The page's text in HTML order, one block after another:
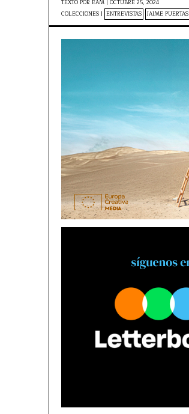
TEXTO POR EAM | OCTUBRE 25, 2024
COLECCIONES | ENTREVISTAS JAIME PUERTAS